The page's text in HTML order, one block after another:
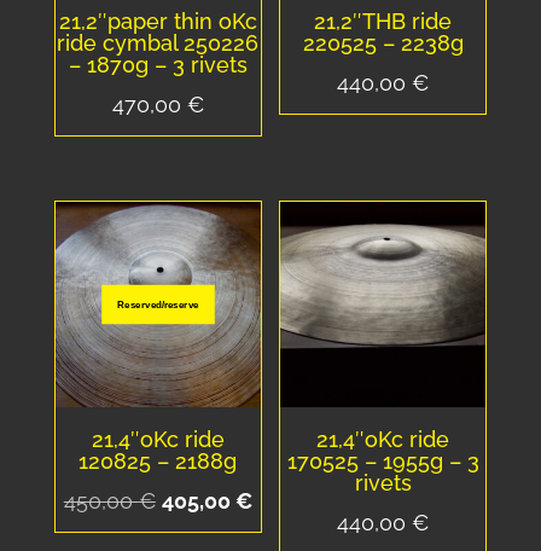
21,2″paper thin oKc
ride cymbal 250226
– 1870g – 3 rivets
470,00 €
21,2″THB ride
220525 – 2238g
440,00€
Reserved/reserve
21,4″oKc ride
120825 – 2188g
450,00€ Le
prix
405,00 €Le
prix
21,4″oKc ride
170525 – 1955g – 3
rivets
440,00€